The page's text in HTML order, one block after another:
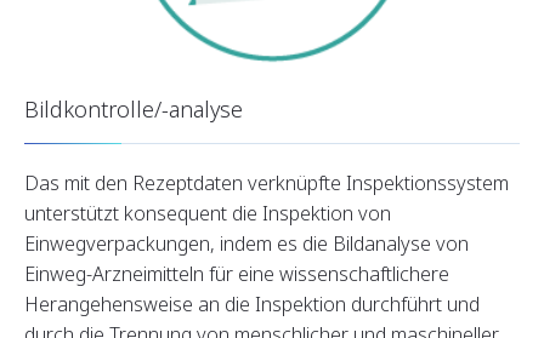
Bildkontrolle/-analyse
Das mit den Rezeptdaten verknüpfte Inspektionssystem
unterstützt konsequent die Inspektion von
Einwegverpackungen, indem es die Bildanalyse von
Einweg-Arzneimitteln für eine wissenschaftlichere
Herangehensweise an die Inspektion durchführt und